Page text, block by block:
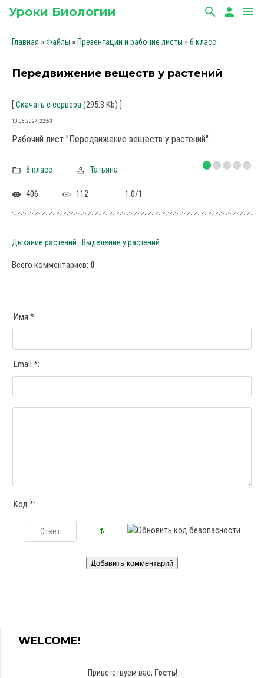
Уроки Биологии search person menu
Главная »Файлы » Презентации и рабочие листы »6 класс
Передвижение веществ у растений
[Скачать с сервера (295.3 Kb) ]
10.05.2024, 22:53
Рабочий лист "Передвижение веществ у растений".
6 класс Татьяна
406 112 1.0/1
Дыхание растений Выделение у растений
Всего комментариев: 0
Имя *:
Email *:
Код *:
WELCOME!
Приветствуем вас, Гость!